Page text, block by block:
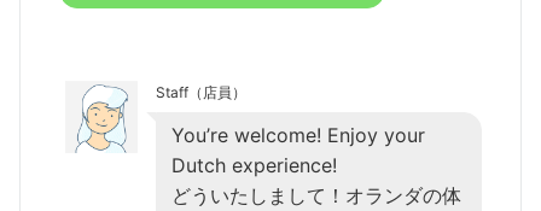
Staff（店員）
You’re welcome! Enjoy your
Dutch experience!
どういたしまして！オランダの体